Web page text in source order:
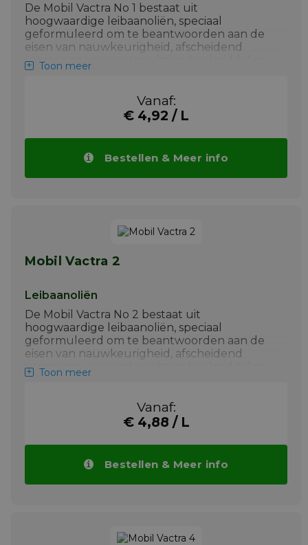
De Mobil Vactra No 1 bestaat uit
hoogwaardige leibaanoliën, speciaal
geformuleerd om te beantwoorden aan de
eisen van nauwkeurigheid, afscheidend
vermogen voor waterachtige koelmiddelen
en bescherming van precisie-instrumenten.
Belangrijkste toepassingen van
+ Mobil Vactra Oil Nr. 1 worden
aanbevolen voor horizontale leibanen
+ Smering van kogelschroeven, rechte
koelmiddel de levensduur van het
+ Circulatiesmering bij grote machines
vloeistof.
Meer info
Toon meer
Vanaf:
€ 4,92 / L
Bestellen & Meer info
Mobil Vactra 2
Leibaanoliën
De Mobil Vactra No 2 bestaat uit
hoogwaardige leibaanoliën, speciaal
geformuleerd om te beantwoorden aan de
eisen van nauwkeurigheid, afscheidend
vermogen voor waterachtige koelmiddelen
en bescherming van precisie-instrumenten.
Belangrijkste toepassingen van
+ Mobil Vactra Oil Nr. 2 worden
aanbevolen voor horizontale leibanen
+ Smering van kogelschroeven, rechte
koelmiddel de levensduur van het
Toon meer
Vanaf:
€ 4,88 / L
Bestellen & Meer info